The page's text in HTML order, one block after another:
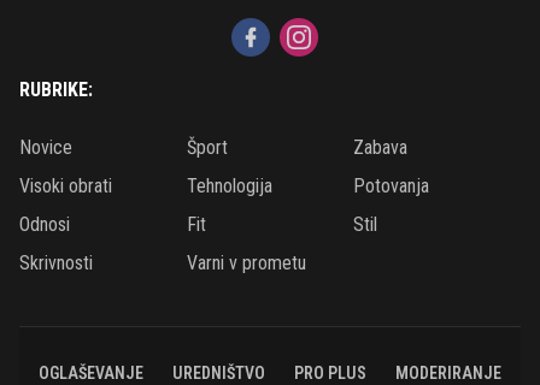
RUBRIKE:
Novice Šport
Zabava
Visoki obrati
Tehnologija
Potovanja
Odnosi
Fit
Stil
Skrivnosti
Varni v prometu
OGLAŠEVANJE UREDNIŠTVO PRO PLUS MODERIRANJE